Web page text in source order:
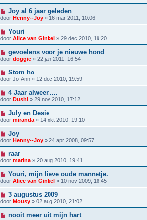
Joy al 6 jaar geleden
door Henny--Joy » 16 mar 2011, 10:06
Youri
door Alice van Ginkel » 29 dec 2010, 19:20
gevoelens voor je nieuwe hond
door doggie » 22 jan 2011, 16:54
Stom he
door Jo-Ann » 12 dec 2010, 19:59
4 Jaar alweer.....
door Dushi » 29 nov 2010, 17:12
July en Desie
door miranda » 14 okt 2010, 19:10
Joy
door Henny--Joy » 24 apr 2008, 09:57
raar
door marina » 20 aug 2010, 19:41
Youri, mijn lieve oude mannetje.
door Alice van Ginkel » 10 nov 2009, 18:45
3 augustus 2009
door Mousy » 02 aug 2010, 21:02
nooit meer uit mijn hart